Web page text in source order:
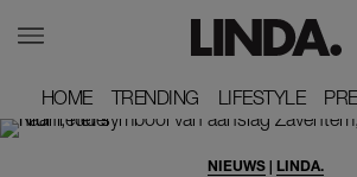
HOME
HOME TRENDING
TRENDING LIFESTYLE
LIFESTYLE
NIEUWS | LINDA.